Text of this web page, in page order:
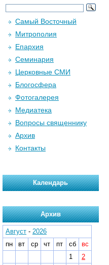
Самый Восточный
Митрополия
Епархия
Семинария
Церковные СМИ
Блогосфера
Фотогалерея
Медиатека
Вопросы священнику
Архив
Контакты
Календарь
Архив
Август - 2026
пн
вт ср чт пт сб
вс
1
2